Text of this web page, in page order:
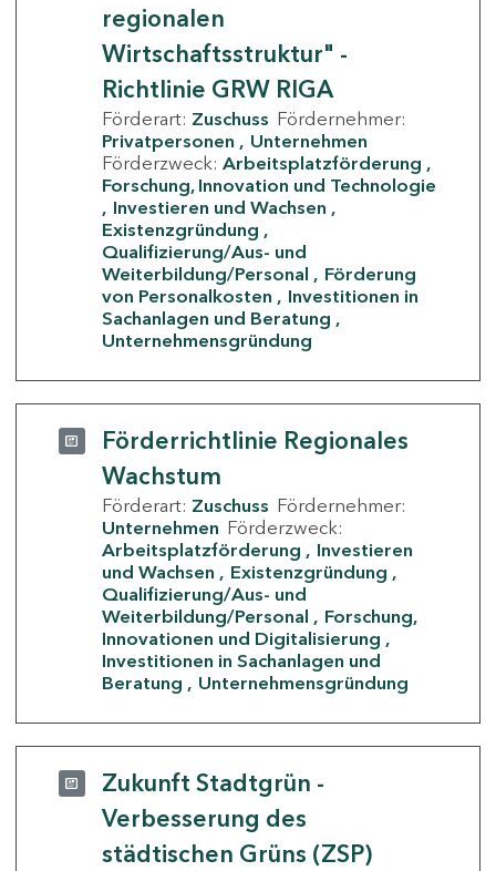
regionalen
Wirtschaftsstruktur" -
Richtlinie GRW RIGA
Förderart: Zuschuss Fördernehmer:
Privatpersonen
Unternehmen
Förderzweck: Arbeitsplatzförderung
Forschung, Innovation und Technologie
Investieren und Wachsen
Existenzgründung
Qualifizierung/Aus- und
Weiterbildung/Personal
Förderung
von Personalkosten
Investitionen in
Sachanlagen und Beratung
Unternehmensgründung
Förderrichtlinie Regionales
Wachstum
Förderart: Zuschuss Fördernehmer:
Unternehmen Förderzweck:
Arbeitsplatzförderung
Investieren
und Wachsen
Existenzgründung
Qualifizierung/Aus- und
Weiterbildung/Personal
Forschung,
Innovationen und Digitalisierung
Investitionen in Sachanlagen und
Beratung
Unternehmensgründung
Zukunft Stadtgrün -
Verbesserung des
städtischen Grüns (ZSP)